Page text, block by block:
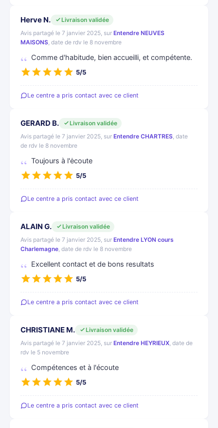
Herve N.
Livraison validée
Avis partagé le 7 janvier 2025, sur Entendre NEUVES
MAISONS, date de rdv le 8 novembre
Comme d'habitude, bien accueilli, et compétente.
5/5
Le centre a pris contact avec ce client
GERARD B.
Livraison validée
Avis partagé le 7 janvier 2025, sur Entendre CHARTRES, date
de rdv le 8 novembre
Toujours à l'ėcoute
5/5
Le centre a pris contact avec ce client
ALAIN G.
Livraison validée
Avis partagé le 7 janvier 2025, sur Entendre LYON cours
Charlemagne, date de rdv le 8 novembre
Excellent contact et de bons resultats
5/5
Le centre a pris contact avec ce client
CHRISTIANE M.
Livraison validée
Avis partagé le 7 janvier 2025, sur Entendre HEYRIEUX, date de
rdv le 5 novembre
Compétences et à l'écoute
5/5
Le centre a pris contact avec ce client